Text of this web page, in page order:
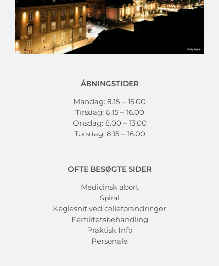
ÅBNINGSTIDER
Mandag: 8.15 – 16.00
Tirsdag: 8.15 – 16.00
Onsdag: 8.00 – 13.00
Torsdag: 8.15 – 16.00
OFTE BESØGTE SIDER
Medicinsk abort
Spiral
Keglesnit ved celleforandringer
Fertilitetsbehandling
Praktisk Info
Personale